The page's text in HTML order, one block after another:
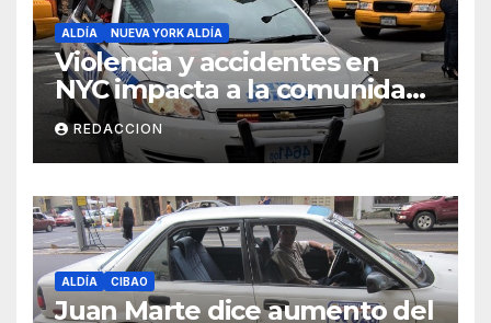
ALDÍA NUEVA YORK ALDÍA
Violencia y accidentes en
NYC impacta a la comunidad
dominicana
REDACCION
ALDÍA CIBAO
Juan Marte dice aumento del